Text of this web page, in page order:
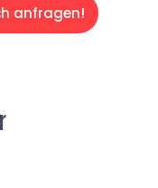
anfragen!